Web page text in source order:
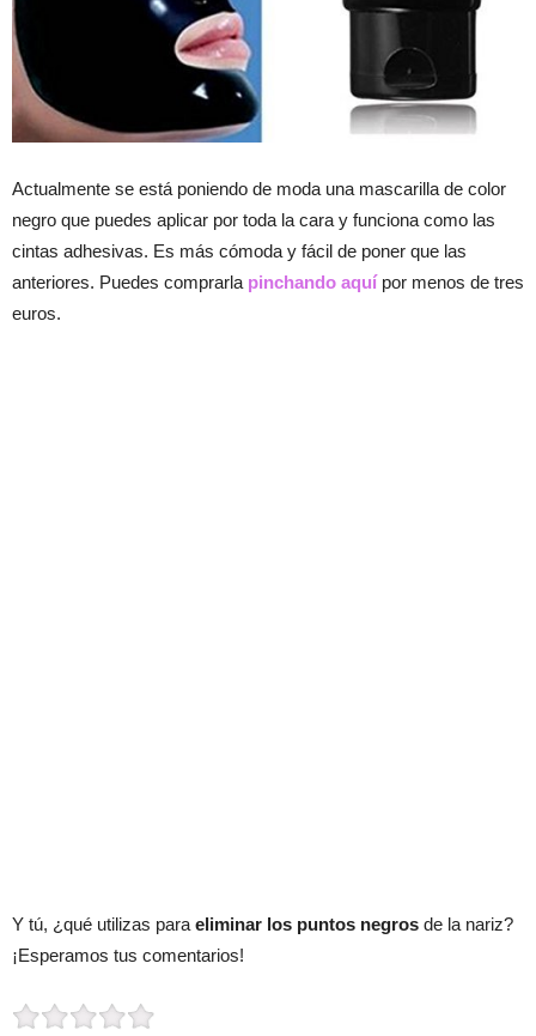
Actualmente se está poniendo de moda una mascarilla de color
negro que puedes aplicar por toda la cara y funciona como las
cintas adhesivas. Es más cómoda y fácil de poner que las
anteriores. Puedes comprarla pinchando aquípor menos de tres
euros.
Y tú, ¿qué utilizas para eliminar los puntos negros de la nariz?
¡Esperamos tus comentarios!